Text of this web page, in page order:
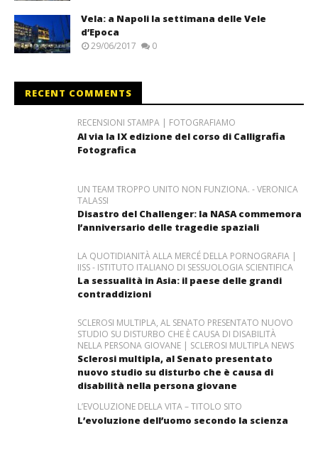
Vela: a Napoli la settimana delle Vele
d’Epoca
29/06/2017 0
RECENT COMMENTS
RECENSIONI STAMPA | FOTOGRAFIAMO
Al via la IX edizione del corso di Calligrafia
Fotografica
UN TEAM TROPPO UNITO NON FUNZIONA. - VERONICA
TALASSI
Disastro del Challenger: la NASA commemora
l’anniversario delle tragedie spaziali
LA QUOTIDIANITÀ ALLA MERCÉ DELLA PORNOGRAFIA |
IISS - ISTITUTO ITALIANO DI SESSUOLOGIA SCIENTIFICA
La sessualità in Asia: il paese delle grandi
contraddizioni
SCLEROSI MULTIPLA, AL SENATO PRESENTATO NUOVO
STUDIO SU DISTURBO CHE È CAUSA DI DISABILITÀ
NELLA PERSONA GIOVANE | SCLEROSI MULTIPLA NEWS
Sclerosi multipla, al Senato presentato
nuovo studio su disturbo che è causa di
disabilità nella persona giovane
L’EVOLUZIONE DELLA VITA – TITOLO SITO
L’evoluzione dell’uomo secondo la scienza